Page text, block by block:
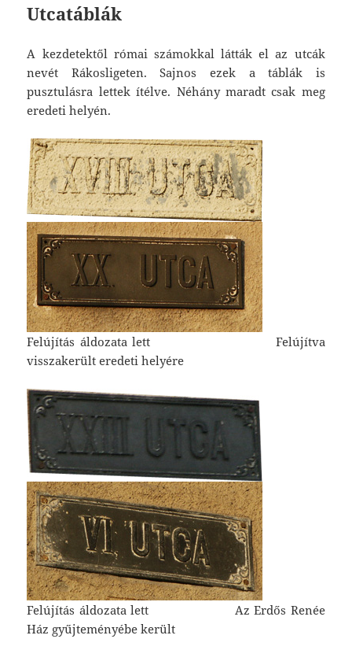
Utcatáblák
A kezdetektől római számokkal látták el az utcák
nevét Rákosligeten. Sajnos ezek a táblák is
pusztulásra lettek ítélve. Néhány maradt csak meg
eredeti helyén.
Felújítás áldozata lett Felújítva
visszakerült eredeti helyére
Felújítás áldozata lett Az Erdős Renée
Ház gyűjteményébe került